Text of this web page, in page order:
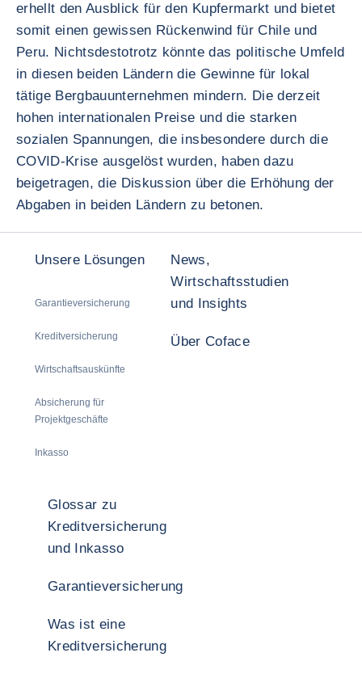
erhellt den Ausblick für den Kupfermarkt und bietet
somit einen gewissen Rückenwind für Chile und
Peru. Nichtsdestotrotz könnte das politische Umfeld
in diesen beiden Ländern die Gewinne für lokal
tätige Bergbauunternehmen mindern. Die derzeit
hohen internationalen Preise und die starken
sozialen Spannungen, die insbesondere durch die
COVID-Krise ausgelöst wurden, haben dazu
beigetragen, die Diskussion über die Erhöhung der
Abgaben in beiden Ländern zu betonen.
Unsere Lösungen
Garantieversicherung
Kreditversicherung
Wirtschaftsauskünfte
Absicherung für
Projektgeschäfte
Inkasso
News,
Wirtschaftsstudien
und Insights
Über Coface
Glossar zu
Kreditversicherung
und Inkasso
Garantieversicherung
Was ist eine
Kreditversicherung